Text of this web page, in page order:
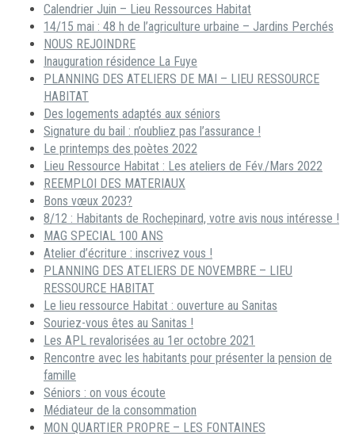
Calendrier Juin – Lieu Ressources Habitat
14/15 mai : 48 h de l’agriculture urbaine – Jardins Perchés
NOUS REJOINDRE
Inauguration résidence La Fuye
PLANNING DES ATELIERS DE MAI – LIEU RESSOURCE
HABITAT
Des logements adaptés aux séniors
Signature du bail : n’oubliez pas l’assurance !
Le printemps des poètes 2022
Lieu Ressource Habitat : Les ateliers de Fév./Mars 2022
REEMPLOI DES MATERIAUX
Bons vœux 2023?
8/12 : Habitants de Rochepinard, votre avis nous intéresse !
MAG SPECIAL 100 ANS
Atelier d’écriture : inscrivez vous !
PLANNING DES ATELIERS DE NOVEMBRE – LIEU
RESSOURCE HABITAT
Le lieu ressource Habitat : ouverture au Sanitas
Souriez-vous êtes au Sanitas !
Les APL revalorisées au 1er octobre 2021
Rencontre avec les habitants pour présenter la pension de
famille
Séniors : on vous écoute
Médiateur de la consommation
MON QUARTIER PROPRE – LES FONTAINES